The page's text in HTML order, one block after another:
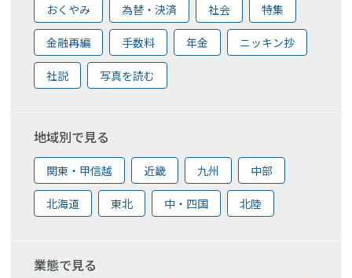
おくやみ 為替・決済 社会 特集
金融再編 手数料 年金 ニッキン抄
社説 写真を読む
地域別で見る
関東・甲信越 近畿 九州 中部
北海道 東北 中・四国 北陸
業態で見る